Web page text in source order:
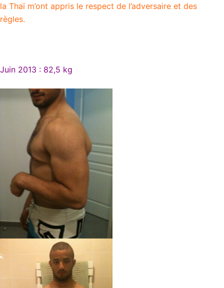
la Thaï m’ont appris le respect de l’adversaire et des
règles.
Juin 2013 : 82,5 kg